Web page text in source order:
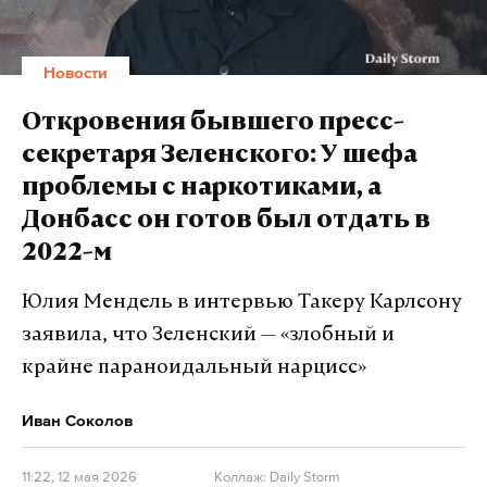
Сам же эк-руководитель Офиса Владимира
Зеленского отказался комментировать эту
историю. По заверению Ермака, у него нет в
собственности ни одного элитного дома, а есть
лишь квартира и автомобиль.
Политик заметил, что не будет комментировать
это уголовное дело до завершения следственных
Ермак покинул пост главы Офиса президента
Украины 28 ноября прошлого года на фоне
Новости
Откровения бывшего пресс-
секретаря Зеленского: У шефа
проблемы с наркотиками, а
Донбасс он готов был отдать в
2022-м
Юлия Мендель в интервью Такеру Карлсону
заявила, что Зеленский — «злобный и
крайне параноидальный нарцисс»
Иван Соколов
11:22, 12 мая 2026 Коллаж: Daily Storm